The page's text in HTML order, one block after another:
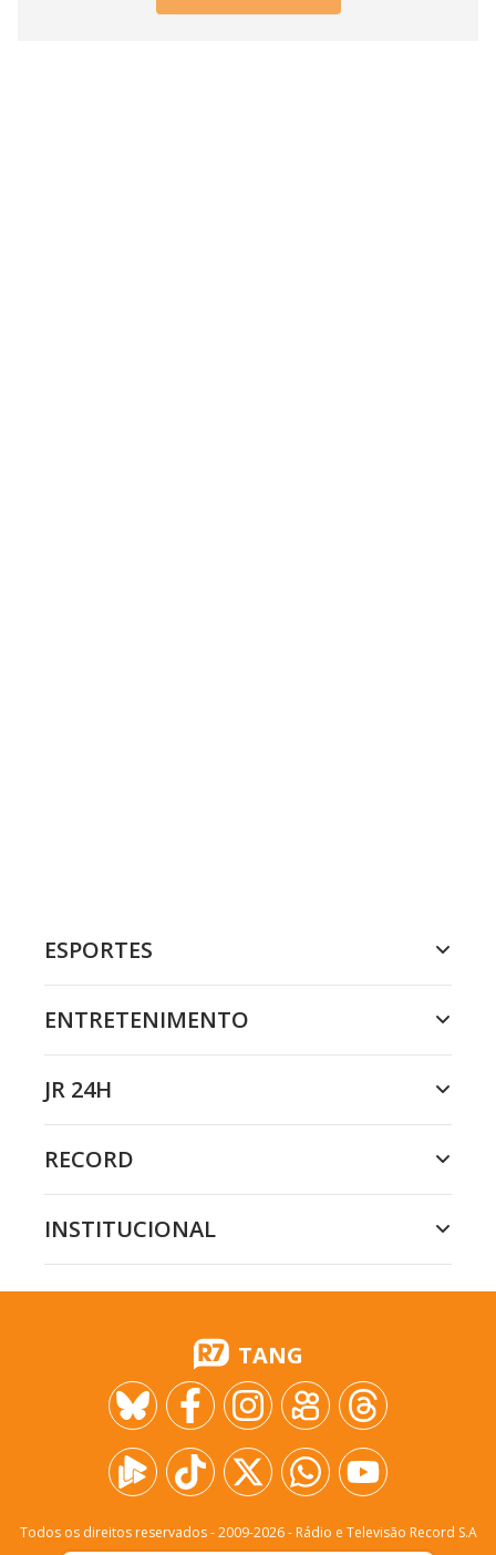
ESPORTES
ENTRETENIMENTO
JR 24H
RECORD
INSTITUCIONAL
TANG
Todos os direitos reservados - 2009-2026- Rádio e Televisão Record S.A